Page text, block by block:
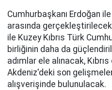
Cumhurbaşkanı Erdoğan
arasında
ile Kuzey Kıbrıs Türk
birliğinin daha da
adımlar ele alınacak,
Akdeniz'deki son
alışverişinde bulunulacak.